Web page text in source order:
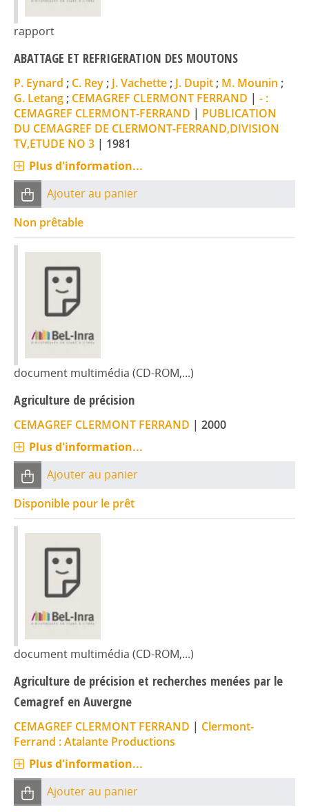
rapport
ABATTAGE ET REFRIGERATION DES MOUTONS
P. Eynard ; C. Rey ; J. Vachette ; J. Dupit ; M. Mounin ;
G. Letang ; CEMAGREF CLERMONT FERRAND | - :
CEMAGREF CLERMONT-FERRAND | PUBLICATION
DU CEMAGREF DE CLERMONT-FERRAND,DIVISION
TV,ETUDE NO 3 | 1981
Plus d'information...
Ajouter au panier
Non prêtable
document multimédia (CD-ROM,...)
Agriculture de précision
CEMAGREF CLERMONT FERRAND | 2000
Plus d'information...
Ajouter au panier
Disponible pour le prêt
document multimédia (CD-ROM,...)
Agriculture de précision et recherches menées par le
Cemagref en Auvergne
CEMAGREF CLERMONT FERRAND | Clermont-
Ferrand : Atalante Productions
Plus d'information...
Ajouter au panier